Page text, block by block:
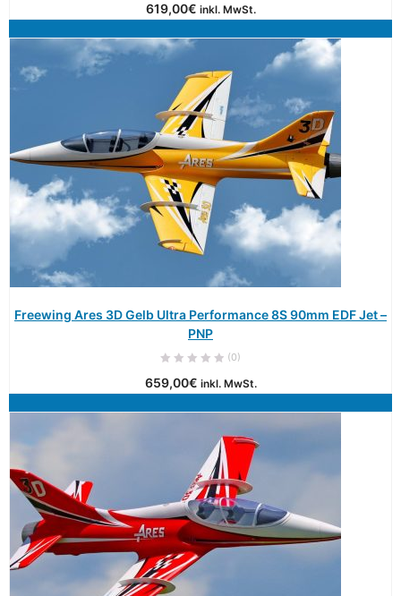
619,00€ inkl. MwSt.
Freewing Ares 3D Gelb Ultra Performance 8S 90mm EDF Jet –
PNP
(0)
659,00€ inkl. MwSt.